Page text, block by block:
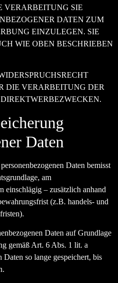
VERARBEITUNG SIE
DATEN ZUM
EINZULEGEN. SIE
WIE OBEN BESCHRIEBEN
DIE VERARBEITUNG DER
Daten
Daten bemisst
am
einschlägig – zusätzlich anhand
(z.B. handels- und
Daten auf Grundlage
gemäß Art. 6 Abs. 1 lit. a
so lange gespeichert, bis